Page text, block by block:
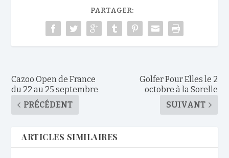
PARTAGER:
Cazoo Open de France
du 22 au 25 septembre
PRÉCÉDENT
Golfer Pour Elles le 2
octobre à la Sorelle
SUIVANT
ARTICLES SIMILAIRES